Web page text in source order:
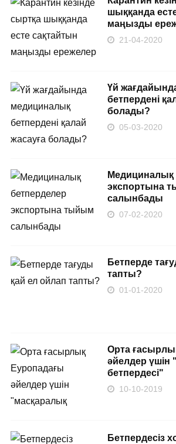
шыққанда
маңызды
21-04-2020
Үй
бетпердені
болады?
05-03-2020
Медициналық
экспортына
салынбады
07-02-2020
Бетперде
тапты?
01-01-2020
Орта
әйелдер үшін
бетпердесі"
10-10-2019
Бетпердесіз